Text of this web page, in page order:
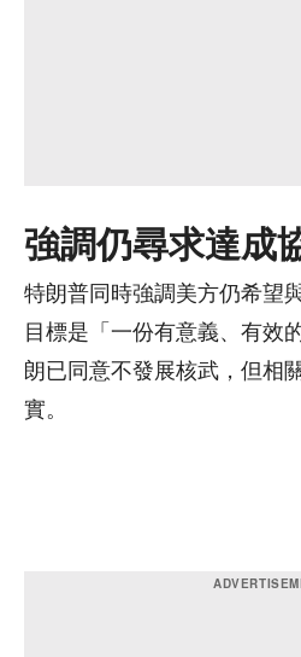
強調仍尋求達成
特朗普同時強調美方仍希望
目標是「一份有意義、有效
朗已同意不發展核武，但相
實。